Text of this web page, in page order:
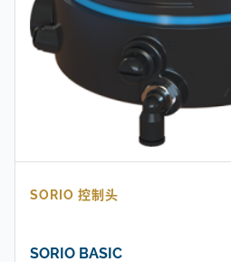
SORIO 控制头
SORIO BASIC